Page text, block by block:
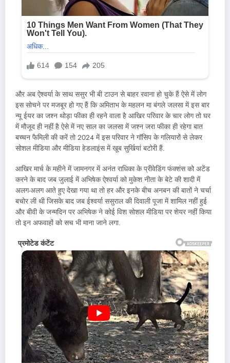
और अब ऐश्वर्या के साथ ससुर भी बी टाउन से बाहर रवाना हो चुके हैं ऐसे में लोग
इस सोचने पर मजबूर हो गए हैं कि अमिताभ के महलन मा बंगले जलसा में इस बार
न्यू ईयर का जश्न थोड़ा फीका ही रहने वाला है आखिर परिवार के चार लोग तो घर
में मौजूद ही नहीं है ऐसे में नए साल का जलसा में जश्न जरा फीका ही रहेगा बात
बच्चन फैमिली की करें तो 2024 में इस परिवार ने गॉसिप के गलियारों से लेकर
सोशल मीडिया और मीडिया हेडलाइंस में खूब सुर्खियां बटोरी हैं.
आखिर मार्च के महीने में जामनगर में अनंत राधिका के प्रीवेडिंग फंक्शंस को अटेंड
करने के बाद जब जुलाई में अभिषेक ऐश्वर्या को मुकेश नीता के बेटे की शादी में
अलग-अलग आते हुए देखा गया था तो हर और इनके बीच अनबन की बातों ने चर्चा
बचोर ली थी जिसके बाद जब ईश्वर्या ससुराल की दिवाली पूजा में शामिल नहीं हुई
और बीवी के जन्मदिन पर अभिषेक ने कोई विश सोशल मीडिया पर शेयर नहीं किया
तो इन अफवाहों को सच भी माना जाने लगा.